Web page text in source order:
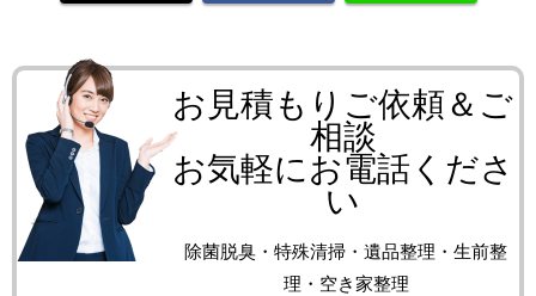
お見積もりご依頼＆ご
相談
お気軽にお電話くださ
い
除菌脱臭・特殊清掃・遺品整理・生前整
理・空き家整理